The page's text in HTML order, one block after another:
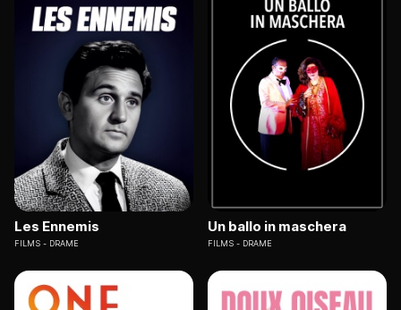
Les Ennemis
FILMS DRAME
Un ballo in maschera
FILMS DRAME